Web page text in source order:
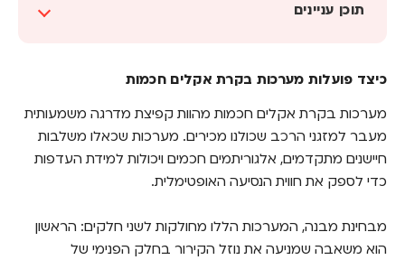
תוכן עניינים
היתרונות והחסרונות של בקרת אקלים חכמה
השפעת המערכות על בטיחות הנהיגה ועל מחיר
ביטוח רכב
מבט לעתיד: על החידושים והשכלולים הצפויים
למערכות בקרות אקלים
התחילו לעשות בקרה גם לביטוח הרכב שלכם:
השוו ב-Bestie וצאו עם הפוליסה המשתלמת
כיצד פועלות מערכות בקרת אקלים חכמות
מערכות בקרת אקלים חכמות מהוות קפיצת מדרגה משמעותית
מעבר למזגני הרכב שכולנו מכירים. מערכות שכאלו משלבות
חיישנים מתקדמים, אלגוריתמים חכמים ויכולות למידת העדפות
כדי לספק את חווית הנסיעה האופטימלית.
מבחינת מבנה, המערכות הללו מחולקות לשני חלקים: הראשון
הוא משאבה שמניעה את נוזל הקירור בחלק הפנימי של